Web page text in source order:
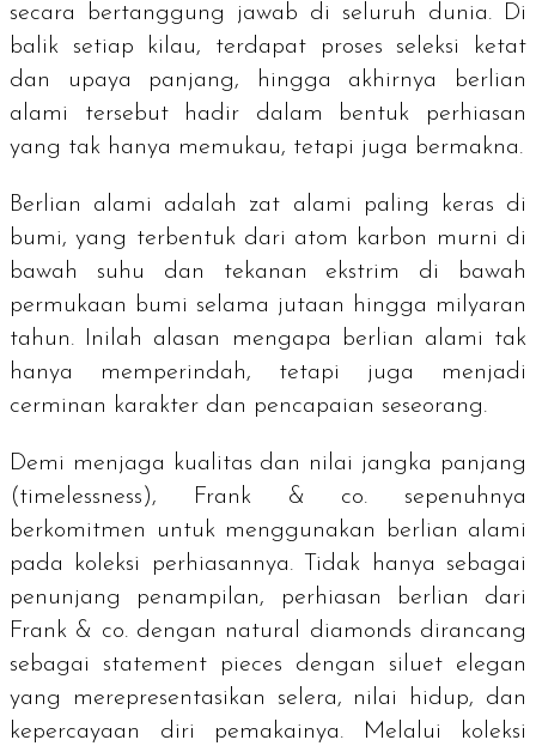
secara bertanggung jawab di seluruh dunia. Di
balik setiap kilau, terdapat proses seleksi ketat
dan upaya panjang, hingga akhirnya berlian
alami tersebut hadir dalam bentuk perhiasan
yang tak hanya memukau, tetapi juga bermakna.
Berlian alami adalah zat alami paling keras di
bumi, yang terbentuk dari atom karbon murni di
bawah suhu dan tekanan ekstrim di bawah
permukaan bumi selama jutaan hingga milyaran
tahun. Inilah alasan mengapa berlian alami tak
hanya memperindah, tetapi juga menjadi
cerminan karakter dan pencapaian seseorang.
Demi menjaga kualitas dan nilai jangka panjang
(timelessness ), Frank & co. sepenuhnya
berkomitmen untuk menggunakan berlian alami
pada koleksi perhiasannya. Tidak hanya sebagai
penunjang penampilan, perhiasan berlian dari
Frank & co. dengan natural diamonds dirancang
sebagai statement pieces dengan siluet elegan
yang merepresentasikan selera, nilai hidup, dan
kepercayaan diri pemakainya. Melalui koleksi